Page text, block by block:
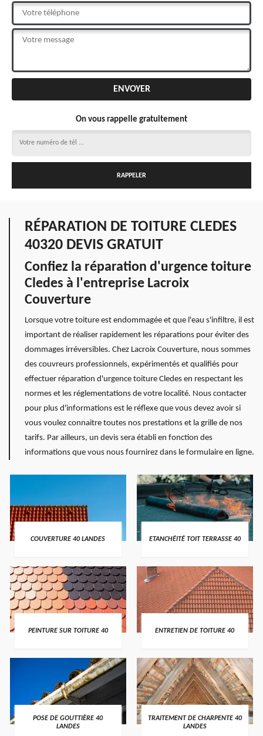
On vous rappelle gratuitement
RÉPARATION DE TOITURE CLEDES
40320 DEVIS GRATUIT
Confiez la réparation d'urgence toiture
Cledes à l'entreprise Lacroix
Couverture
Lorsque votre toiture est endommagée et que l'eau s'infiltre, il est
important de réaliser rapidement les réparations pour éviter des
dommages irréversibles. Chez Lacroix Couverture, nous sommes
des couvreurs professionnels, expérimentés et qualifiés pour
effectuer réparation d'urgence toiture Cledes en respectant les
normes et les réglementations de votre localité. Nous contacter
pour plus d'informations est le réflexe que vous devez avoir si
vous voulez connaitre toutes nos prestations et la grille de nos
tarifs. Par ailleurs, un devis sera établi en fonction des
informations que vous nous fournirez dans le formulaire en ligne.
COUVERTURE 40 LANDES ETANCHÉITÉ TOIT TERRASSE 40
PEINTURE SUR TOITURE 40 ENTRETIEN DE TOITURE 40
POSE DE GOUTTIÈRE 40
LANDES
TRAITEMENT DE CHARPENTE 40
LANDES